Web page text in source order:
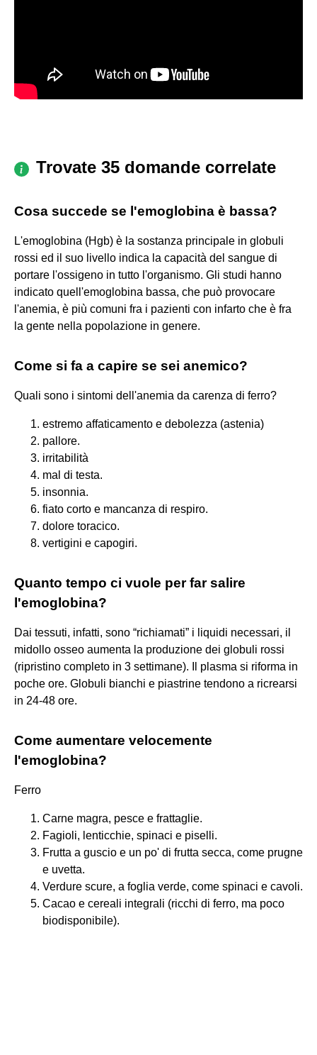
Trovate 35 domande correlate
Cosa succede se l'emoglobina è bassa?
L'emoglobina (Hgb) è la sostanza principale in globuli
rossi ed il suo livello indica la capacità del sangue di
portare l'ossigeno in tutto l'organismo. Gli studi hanno
indicato quell'emoglobina bassa, che può provocare
l'anemia, è più comuni fra i pazienti con infarto che è fra
la gente nella popolazione in genere.
Come si fa a capire se sei anemico?
Quali sono i sintomi dell'anemia da carenza di ferro?
estremo affaticamento e debolezza (astenia)
pallore.
irritabilità
mal di testa.
insonnia.
fiato corto e mancanza di respiro.
dolore toracico.
vertigini e capogiri.
Quanto tempo ci vuole per far salire
l'emoglobina?
Dai tessuti, infatti, sono “richiamati” i liquidi necessari, il
midollo osseo aumenta la produzione dei globuli rossi
(ripristino completo in 3 settimane). Il plasma si riforma in
poche ore. Globuli bianchi e piastrine tendono a ricrearsi
in 24-48 ore.
Come aumentare velocemente
l'emoglobina?
Ferro
Carne magra, pesce e frattaglie.
Fagioli, lenticchie, spinaci e piselli.
Frutta a guscio e un po' di frutta secca, come prugne
e uvetta.
Verdure scure, a foglia verde, come spinaci e cavoli.
Cacao e cereali integrali (ricchi di ferro, ma poco
biodisponibile).